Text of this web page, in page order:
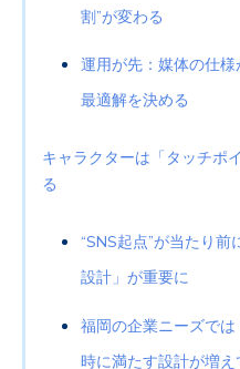
割”が変わる
運用が先：媒体の仕
最適解を決める
キャラクターは「タッチポ
る
“SNS起点”が当たり
設計」が重要に
福岡の企業ニーズで
時に満たす設計が増え